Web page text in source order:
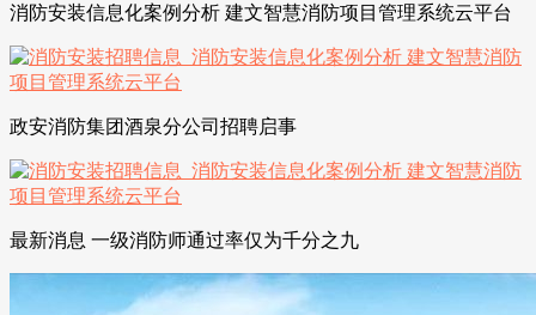
消防安装信息化案例分析 建文智慧消防项目管理系统云平台
政安消防集团酒泉分公司招聘启事
最新消息 一级消防师通过率仅为千分之九